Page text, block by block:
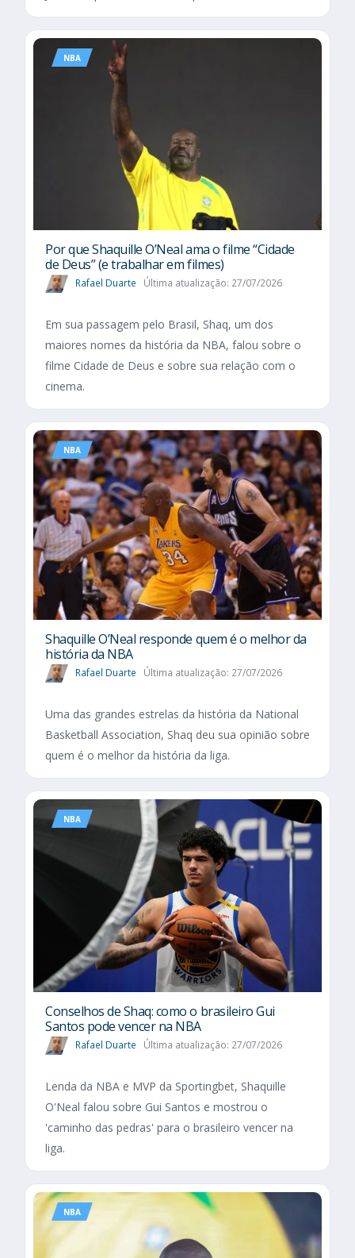
NBA
Por que Shaquille O’Neal ama o filme “Cidade
de Deus” (e trabalhar em filmes)
Rafael Duarte Última atualização: 27/07/2026
Em sua passagem pelo Brasil, Shaq, um dos
maiores nomes da história da NBA, falou sobre o
filme Cidade de Deus e sobre sua relação com o
cinema.
NBA
Shaquille O’Neal responde quem é o melhor da
história da NBA
Rafael Duarte Última atualização: 27/07/2026
Uma das grandes estrelas da história da National
Basketball Association, Shaq deu sua opinião sobre
quem é o melhor da história da liga.
NBA
Conselhos de Shaq: como o brasileiro Gui
Santos pode vencer na NBA
Rafael Duarte Última atualização: 27/07/2026
Lenda da NBA e MVP da Sportingbet, Shaquille
O'Neal falou sobre Gui Santos e mostrou o
'caminho das pedras' para o brasileiro vencer na
liga.
NBA